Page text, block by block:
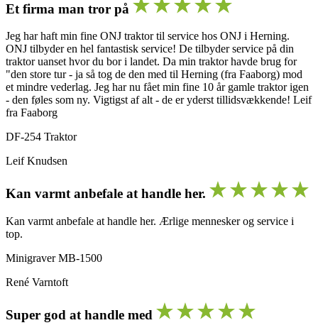
Et firma man tror på
Jeg har haft min fine ONJ traktor til service hos ONJ i Herning.
ONJ tilbyder en hel fantastisk service! De tilbyder service på din
traktor uanset hvor du bor i landet. Da min traktor havde brug for
"den store tur - ja så tog de den med til Herning (fra Faaborg) mod
et mindre vederlag. Jeg har nu fået min fine 10 år gamle traktor igen
- den føles som ny. Vigtigst af alt - de er yderst tillidsvækkende! Leif
fra Faaborg
DF-254 Traktor
Leif Knudsen
Kan varmt anbefale at handle her.
Kan varmt anbefale at handle her. Ærlige mennesker og service i
top.
Minigraver MB-1500
René Varntoft
Super god at handle med